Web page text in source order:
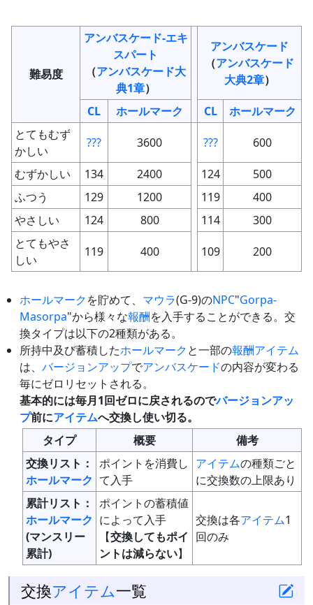
難易度
アンバスケード-エキ
スパート
（アンバスケード大
典1章）
アンバスケード
（アンバスケード
大典2章）
CL ホールマーク CL
ホールマーク
とてもむず
かしい
??? 3600 ??? 600
むずかしい 134 2400 124
500
ふつう
129 1200 119
400
やさしい
124 800 114
300
とてもやさ
しい
119 400 109 200
ホールマークを貯めて、 マウラ(G-9)のNPC"Gorpa-
Masorpa"から様々な報酬を入手することができる。交
換タイプは以下の2種類がある。
所持中及び蓄積したホールマークと一部の報酬アイテム
は、 バージョンアップでアンバスケードの内容が変わる
毎にゼロリセットされる。
基本的には毎月1回ゼロに戻されるのでバージョンアッ
プ前にアイテムへ交換し使い切る。
タイプ
概要
備考
交換リスト：
ホールマーク
ポイントを消費し
て入手
アイテムの種類ごと
に交換数の上限あり
累計リスト：
ホールマーク
(マンスリー
累計)
ポイントの蓄積値
によって入手
【交換してもポイ
ントは減らない】
交換は各アイテム1
回のみ
交換アイテム一覧